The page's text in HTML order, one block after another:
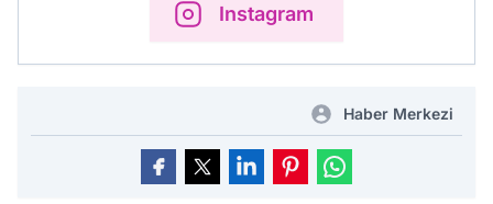
Instagram
Haber Merkezi